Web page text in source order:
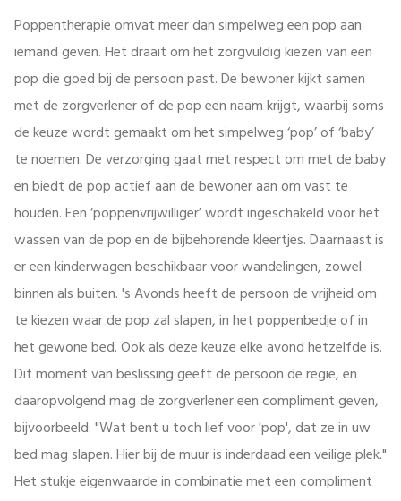
Poppentherapie omvat meer dan simpelweg een pop aan
iemand geven. Het draait om het zorgvuldig kiezen van een
pop die goed bij de persoon past. De bewoner kijkt samen
met de zorgverlener of de pop een naam krijgt, waarbij soms
de keuze wordt gemaakt om het simpelweg ‘pop’ of ‘baby’
te noemen. De verzorging gaat met respect om met de baby
en biedt de pop actief aan de bewoner aan om vast te
houden. Een ‘poppenvrijwilliger’ wordt ingeschakeld voor het
wassen van de pop en de bijbehorende kleertjes. Daarnaast is
er een kinderwagen beschikbaar voor wandelingen, zowel
binnen als buiten. 's Avonds heeft de persoon de vrijheid om
te kiezen waar de pop zal slapen, in het poppenbedje of in
het gewone bed. Ook als deze keuze elke avond hetzelfde is.
Dit moment van beslissing geeft de persoon de regie, en
daaropvolgend mag de zorgverlener een compliment geven,
bijvoorbeeld: "Wat bent u toch lief voor 'pop', dat ze in uw
bed mag slapen. Hier bij de muur is inderdaad een veilige plek."
Het stukje eigenwaarde in combinatie met een compliment